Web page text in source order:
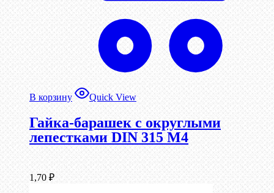
В корзину Quick View
Гайка-барашек с округлыми
лепестками DIN 315 М4
1,70 ₽